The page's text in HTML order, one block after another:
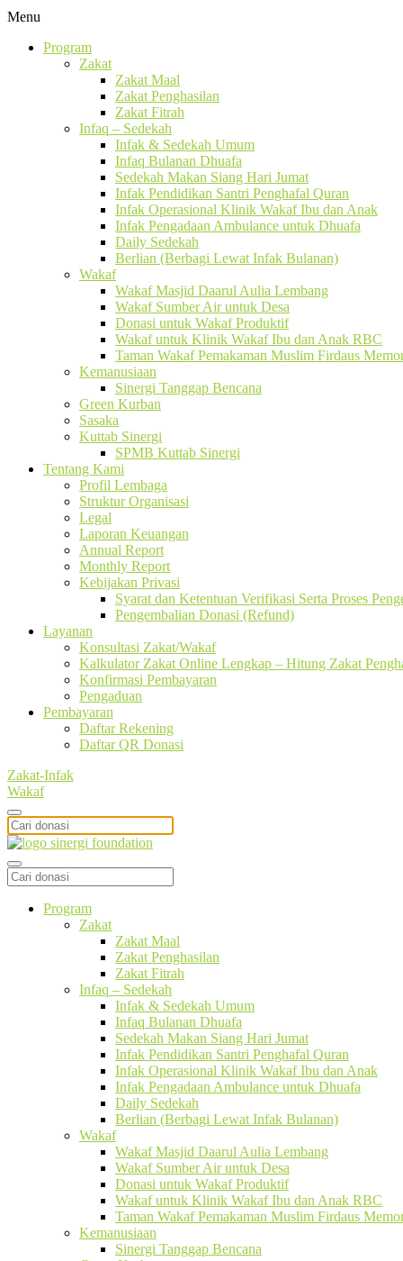
Menu
Program
Zakat
Zakat Maal
Zakat Penghasilan
Zakat Fitrah
Infaq – Sedekah
Infak & Sedekah Umum
Infaq Bulanan Dhuafa
Sedekah Makan Siang Hari Jumat
Infak Pendidikan Santri Penghafal Quran
Infak Operasional Klinik Wakaf Ibu dan Anak
Infak Pengadaan Ambulance untuk Dhuafa
Daily Sedekah
Berlian (Berbagi Lewat Infak Bulanan)
Wakaf
Wakaf Masjid Daarul Aulia Lembang
Wakaf Sumber Air untuk Desa
Donasi untuk Wakaf Produktif
Wakaf untuk Klinik Wakaf Ibu dan Anak RBC
Taman Wakaf Pemakaman Muslim Firdaus
Kemanusiaan
Sinergi Tanggap Bencana
Green Kurban
Sasaka
Kuttab Sinergi
SPMB Kuttab Sinergi
Tentang Kami
Profil Lembaga
Struktur Organisasi
Legal
Laporan Keuangan
Annual Report
Monthly Report
Kebijakan Privasi
Syarat dan Ketentuan Verifikasi Serta Proses
Pengembalian Donasi (Refund)
Layanan
Konsultasi Zakat/Wakaf
Kalkulator Zakat Online Lengkap – Hitung Zakat
Konfirmasi Pembayaran
Pengaduan
Pembayaran
Daftar Rekening
Daftar QR Donasi
Zakat-Infak
Wakaf
Program
Zakat
Zakat Maal
Zakat Penghasilan
Zakat Fitrah
Infaq – Sedekah
Infak & Sedekah Umum
Infaq Bulanan Dhuafa
Sedekah Makan Siang Hari Jumat
Infak Pendidikan Santri Penghafal Quran
Infak Operasional Klinik Wakaf Ibu dan Anak
Infak Pengadaan Ambulance untuk Dhuafa
Daily Sedekah
Berlian (Berbagi Lewat Infak Bulanan)
Wakaf
Wakaf Masjid Daarul Aulia Lembang
Wakaf Sumber Air untuk Desa
Donasi untuk Wakaf Produktif
Wakaf untuk Klinik Wakaf Ibu dan Anak RBC
Taman Wakaf Pemakaman Muslim Firdaus
Kemanusiaan
Sinergi Tanggap Bencana